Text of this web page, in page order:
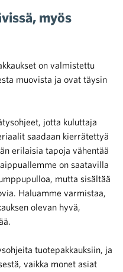
myös
on valmistettu
muovista ja ovat täysin
jotta kuluttaja
saadaan kierrätettyä
erilaisia tapoja vähentää
on saatavilla
mutta sisältää
Haluamme varmistaa,
olevan hyvä,
tuotepakkauksiin, ja
vaikka monet asiat